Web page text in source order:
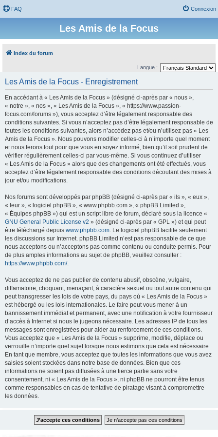
FAQ Connexion
Les Amis de la Focus
Index du forum
Langue :
Les Amis de la Focus - Enregistrement
En accédant à « Les Amis de la Focus » (désigné ci-après par « nous »,
« notre », « nos », « Les Amis de la Focus », « https://www.passion-
focus.com/forums »), vous acceptez d’être légalement responsable des
conditions suivantes. Si vous n’acceptez pas d’être légalement responsable de
toutes les conditions suivantes, alors n’accédez pas et/ou n’utilisez pas « Les
Amis de la Focus ». Nous pouvons modifier celles-ci à n’importe quel moment
et nous ferons tout pour que vous en soyez informé, bien qu’il soit prudent de
vérifier régulièrement celles-ci par vous-même. Si vous continuez d’utiliser
« Les Amis de la Focus » alors que des changements ont été effectués, vous
acceptez d’être légalement responsable des conditions découlant des mises à
jour et/ou modifications.
Nos forums sont développés par phpBB (désigné ci-après par « ils », « eux »,
« leur », « logiciel phpBB », « www.phpbb.com », « phpBB Limited »,
« Équipes phpBB ») qui est un script libre de forum, déclaré sous la licence «
GNU General Public License v2 » (désigné ci-après par « GPL ») et qui peut
être téléchargé depuis www.phpbb.com. Le logiciel phpBB facilite seulement
les discussions sur Internet. phpBB Limited n’est pas responsable de ce que
nous acceptons ou n’acceptons pas comme contenu ou conduite permis. Pour
de plus amples informations au sujet de phpBB, veuillez consulter :
https://www.phpbb.com/.
Vous acceptez de ne pas publier de contenu abusif, obscène, vulgaire,
diffamatoire, choquant, menaçant, à caractère sexuel ou tout autre contenu qui
peut transgresser les lois de votre pays, du pays où « Les Amis de la Focus »
est hébergé ou les lois internationales. Le faire peut vous mener à un
bannissement immédiat et permanent, avec une notification à votre fournisseur
d’accès à Internet si nous le jugeons nécessaire. Les adresses IP de tous les
messages sont enregistrées pour aider au renforcement de ces conditions.
Vous acceptez que « Les Amis de la Focus » supprime, modifie, déplace ou
verrouille n’importe quel sujet lorsque nous estimons que cela est nécessaire.
En tant que membre, vous acceptez que toutes les informations que vous avez
saisies soient stockées dans notre base de données. Bien que ces
informations ne soient pas diffusées à une tierce partie sans votre
consentement, ni « Les Amis de la Focus », ni phpBB ne pourront être tenus
comme responsables en cas de tentative de piratage visant à compromettre
les données.